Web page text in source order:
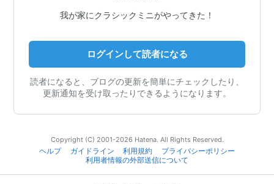
我が家にクラシックミニがやってきた！
ログインして読者になる
読者になると、ブログの更新を簡単にチェックしたり、
更新通知を受け取ったりできるようになります。
Copyright (C) 2001-2026 Hatena. All Rights Reserved.
ヘルプ
ガイドライン 利用規約
プライバシーポリシー
利用者情報の外部送信について